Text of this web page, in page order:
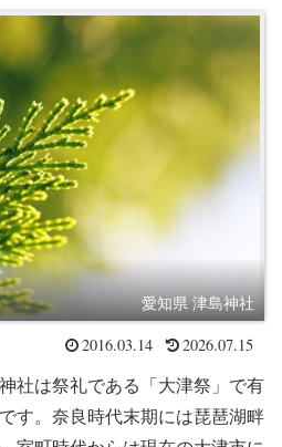
愛知県 津島神社
2016.03.14 2026.07.15
社は祭礼である「大津祭」で有
す。奈良時代末期には琵琶湖畔